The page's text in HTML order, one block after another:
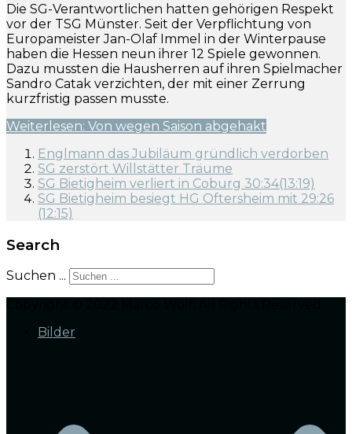
Die SG-Verantwortlichen hatten gehörigen Respekt
vor der TSG Münster. Seit der Verpflichtung von
Europameister Jan-Olaf Immel in der Winterpause
haben die Hessen neun ihrer 12 Spiele gewonnen.
Dazu mussten die Hausherren auf ihren Spielmacher
Sandro Catak verzichten, der mit einer Zerrung
kurzfristig passen musste.
Weiterlesen: Von wegen Saison abgehakt
Englmann das Jubiläum gründlich verdorben
SG zerstört Willstätter Träume
SG Bietigheim verliert in Coburg 30:34(13:19)
SG Bietigheim besiegt HG Oftersheim mit 29:26
(12:15)
Search
Suchen ...
Bilder